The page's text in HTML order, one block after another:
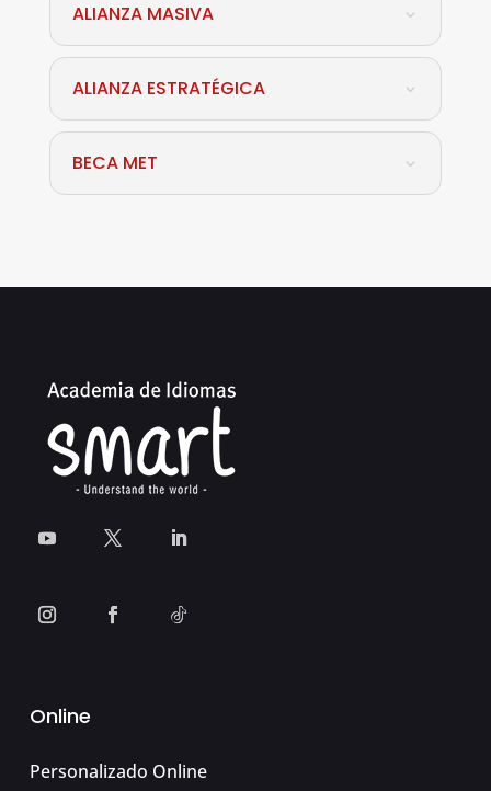
ALIANZA MASIVA
ALIANZA ESTRATÉGICA
BECA MET
Online
Personalizado Online